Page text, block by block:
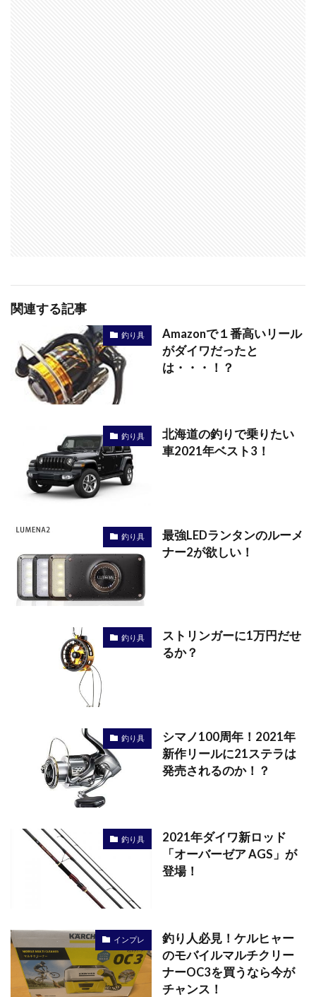
関連する記事
釣り具
Amazonで１番高いリール
がダイワだったと
は・・・！？
釣り具
北海道の釣りで乗りたい
車2021年ベスト3！
釣り具
最強LEDランタンのルーメ
ナー2が欲しい！
釣り具
ストリンガーに1万円だせ
るか？
釣り具
シマノ100周年！2021年
新作リールに21ステラは
発売されるのか！？
釣り具
2021年ダイワ新ロッド
「オーバーゼア AGS」が
登場！
インプレ
釣り人必見！ケルヒャー
のモバイルマルチクリー
ナーOC3を買うなら今が
チャンス！